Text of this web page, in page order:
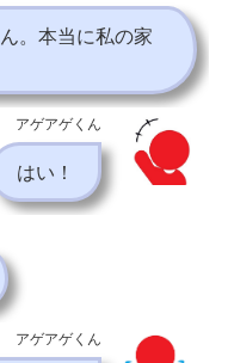
。本当に私の家
アゲアゲくん
はい！
アゲアゲくん